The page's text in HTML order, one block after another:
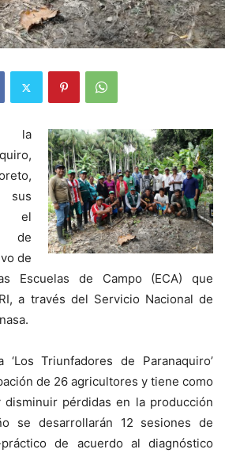
la
el
de
de
Escuelas de Campo (ECA) que
a través del Servicio Nacional de
‘Los Triunfadores de Paranaquiro’
de 26 agricultores y tiene como
pérdidas en la producción
se desarrollarán 12 sesiones de
de acuerdo al diagnóstico